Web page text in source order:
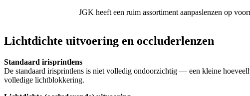
JGK heeft een ruim assortiment aanpaslenzen op
Lichtdichte uitvoering en occluderlenzen
Standaard irisprintlens
De standaard irisprintlens is niet volledig ondoorzichtig — een kleine
volledige lichtblokkering.